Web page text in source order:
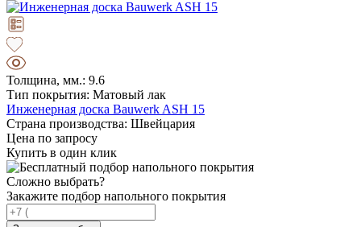
Толщина, мм.: 9.6
Тип покрытия: Матовый лак
Инженерная доска Bauwerk ASH 15
Страна производства: Швейцария
Цена по запросу
Купить в один клик
Сложно выбрать?
Закажите подбор напольного покрытия